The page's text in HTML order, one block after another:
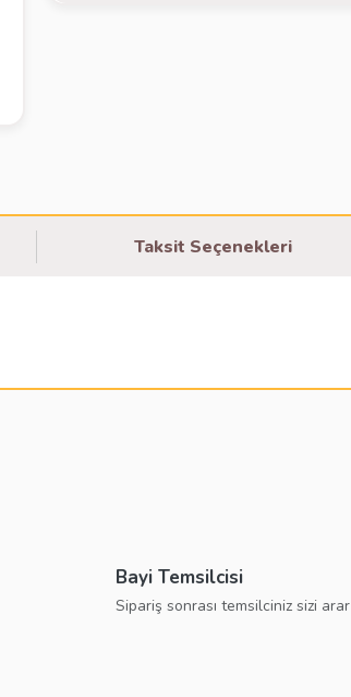
Taksit Seçenekleri
Bayi Temsilcisi
Sipariş sonrası temsilciniz sizi arar